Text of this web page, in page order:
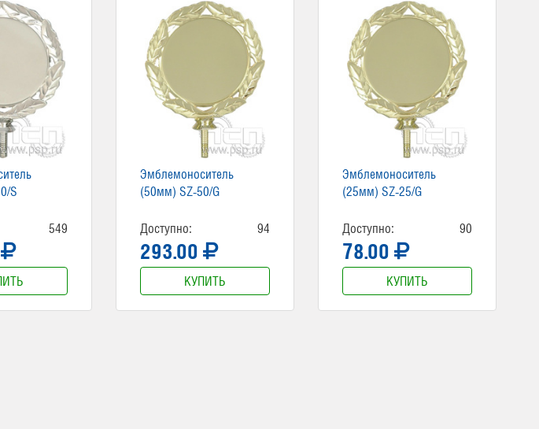
S
549
Эмблемоноситель
(50мм) SZ-50/G
Доступно: 94
293.00
КУПИТЬ
Эмблемоноситель
(25мм) SZ-25/G
Доступно: 90
78.00
КУПИТЬ